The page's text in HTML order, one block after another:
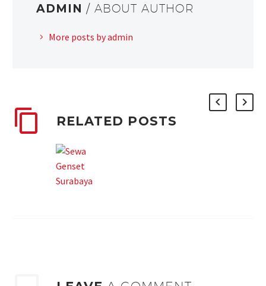
ADMIN / ABOUT AUTHOR
More posts by admin
RELATED POSTS